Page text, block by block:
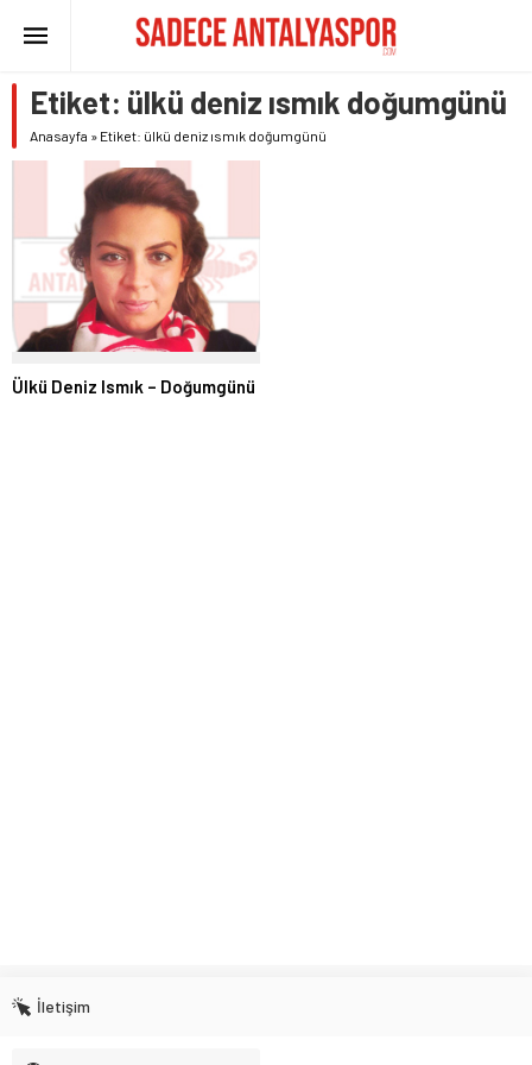
Etiket: ülkü deniz ısmık doğumgünü
Anasayfa » Etiket: ülkü deniz ısmık doğumgünü
Ülkü Deniz Ismık – Doğumgünü
İletişim